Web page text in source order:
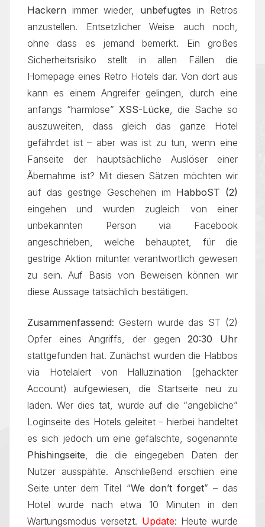
Hackern immer wieder, unbefugtes in Retros
anzustellen. Entsetzlicher Weise auch noch,
ohne dass es jemand bemerkt. Ein großes
Sicherheitsrisiko stellt in allen Fällen die
Homepage eines Retro Hotels dar. Von dort aus
kann es einem Angreifer gelingen, durch eine
anfangs “harmlose” XSS-Lücke, die Sache so
auszuweiten, dass gleich das ganze Hotel
gefährdet ist – aber was ist zu tun, wenn eine
Fanseite der hauptsächliche Auslöser einer
Ãbernahme ist? Mit diesen Sätzen möchten wir
auf das gestrige Geschehen im HabboST (2)
eingehen und wurden zugleich von einer
unbekannten Person via Facebook
angeschrieben, welche behauptet, für die
gestrige Aktion mitunter verantwortlich gewesen
zu sein. Auf Basis von Beweisen können wir
diese Aussage tatsächlich bestätigen.
Zusammenfassend: Gestern wurde das ST (2)
Opfer eines Angriffs, der gegen 20:30 Uhr
stattgefunden hat. Zunächst wurden die Habbos
via Hotelalert von Halluzination (gehackter
Account) aufgewiesen, die Startseite neu zu
laden. Wer dies tat, wurde auf die “angebliche”
Loginseite des Hotels geleitet – hierbei handeltet
es sich jedoch um eine gefälschte, sogenannte
Phishingseite, die die eingegeben Daten der
Nutzer ausspähte. Anschließend erschien eine
Seite unter dem Titel “We don’t forget” – das
Hotel wurde nach etwa 10 Minuten in den
Wartungsmodus versetzt. Update: Heute wurde